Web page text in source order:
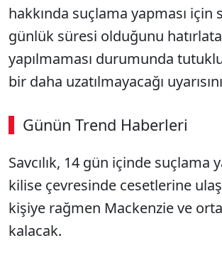
hakkında suçlama yapması için
günlük süresi olduğunu
yapılmaması durumunda
bir daha uzatılmayacağı
Günün Trend Haberleri
SÖZCÜ SON DAKİKA
Savcılık, 14 gün içinde suçlama
kilise çevresinde cesetlerine
kişiye rağmen Mackenzie ve
kalacak.